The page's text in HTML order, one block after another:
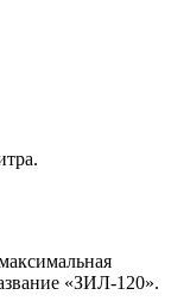
«ЗИЛ-120».